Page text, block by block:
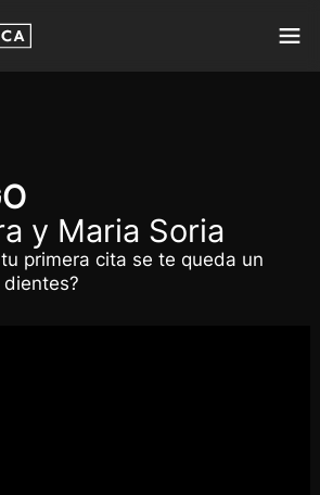
y Maria Soria
primera cita se te queda un
dientes?